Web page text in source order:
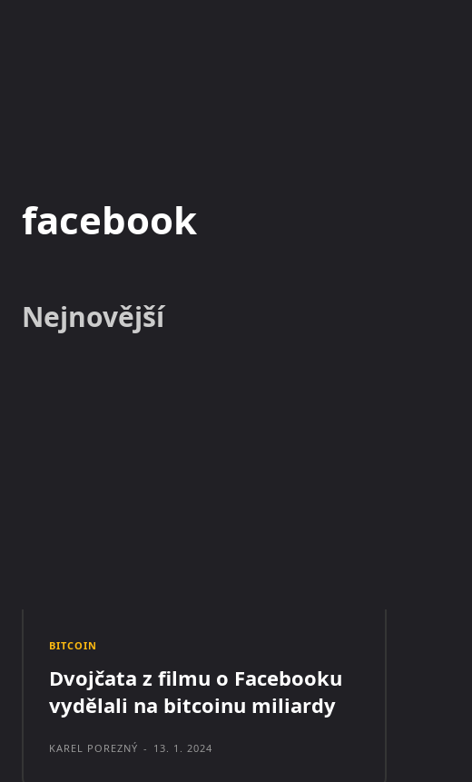
facebook
Nejnovější
BITCOIN
Dvojčata z filmu o Facebooku
vydělali na bitcoinu miliardy
KAREL POREZNÝ - 13. 1. 2024